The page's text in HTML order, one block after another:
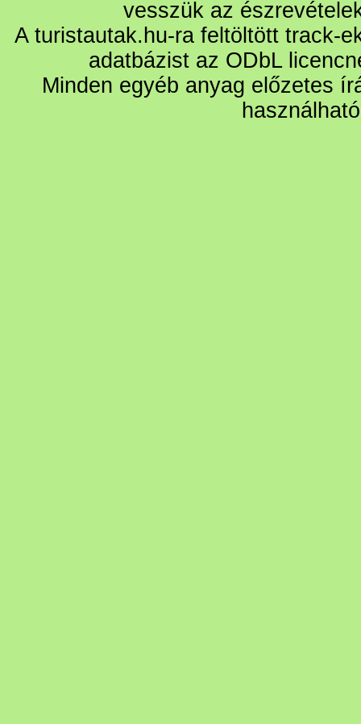
vesszük az
A turistautak.hu-ra feltöltött track-
adatbázist az ODbL
Minden egyéb anyag előzetes